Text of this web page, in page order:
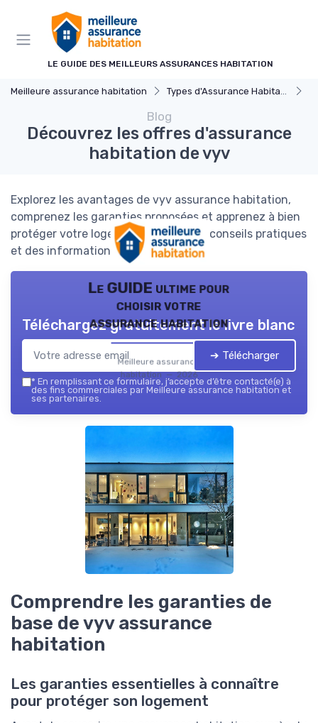
LE GUIDE DES MEILLEURS ASSURANCES HABITATION
Meilleure assurance habitation Types d'Assurance Habitation
Blog
Découvrez les offres d'assurance
habitation de vyv
Explorez les avantages de vyv assurance habitation,
comprenez les garanties proposées et apprenez à bien
protéger votre logement grâce à des conseils pratiques
et des informations claires.
Le GUIDE ultime pour
choisir votre
assurance habitation
Meilleure assurance
habitation — 2026
Téléchargez gratuitement le livre blanc
➔ Télécharger
* En remplissant ce formulaire, j’accepte d’être contacté(e) à
des fins commerciales par Meilleure assurance habitation et
ses partenaires.
Comprendre les garanties de
base de vyv assurance
habitation
Les garanties essentielles à connaître
pour protéger son logement
Panneau de gestion des cookies